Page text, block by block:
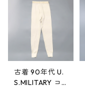
ンテージ
古着 90年代 U.
S.MILITARY コ